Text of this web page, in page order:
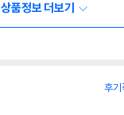
상품정보 더보기
후기